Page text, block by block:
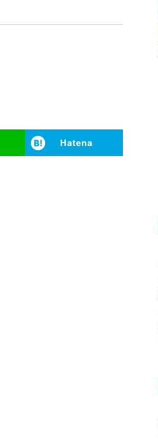
Hatena